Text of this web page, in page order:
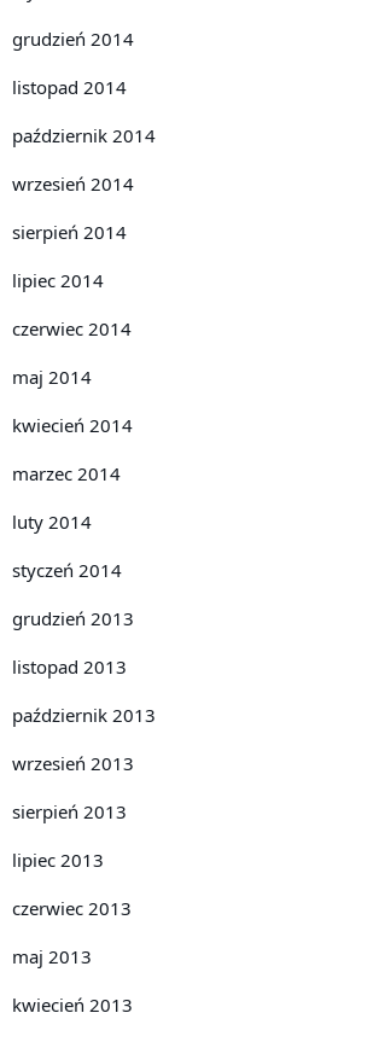
grudzień 2014
listopad 2014
październik 2014
wrzesień 2014
sierpień 2014
lipiec 2014
czerwiec 2014
maj 2014
kwiecień 2014
marzec 2014
luty 2014
styczeń 2014
grudzień 2013
listopad 2013
październik 2013
wrzesień 2013
sierpień 2013
lipiec 2013
czerwiec 2013
maj 2013
kwiecień 2013